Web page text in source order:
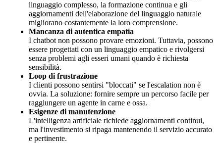
linguaggio complesso, la formazione continua e gli
aggiornamenti dell'elaborazione del linguaggio naturale
migliorano costantemente la loro comprensione.
Mancanza di autentica empatia
I chatbot non possono provare emozioni. Tuttavia, possono
essere progettati con un linguaggio empatico e rivolgersi
senza problemi agli esseri umani quando è richiesta
sensibilità.
Loop di frustrazione
I clienti possono sentirsi "bloccati" se l'escalation non è
ovvia. La soluzione: fornire sempre un percorso facile per
raggiungere un agente in carne e ossa.
Esigenze di manutenzione
L'intelligenza artificiale richiede aggiornamenti continui,
ma l'investimento si ripaga mantenendo il servizio accurato
e pertinente.